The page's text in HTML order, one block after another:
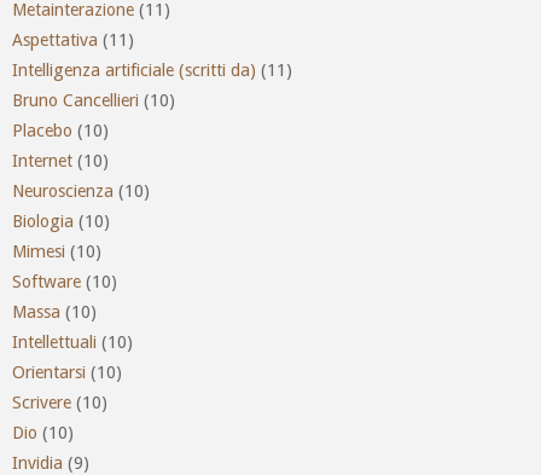
Metainterazione (11)
Aspettativa (11)
Intelligenza artificiale (scritti da) (11)
Bruno Cancellieri (10)
Placebo (10)
Internet (10)
Neuroscienza (10)
Biologia (10)
Mimesi (10)
Software (10)
Massa (10)
Intellettuali (10)
Orientarsi (10)
Scrivere (10)
Dio (10)
Invidia (9)